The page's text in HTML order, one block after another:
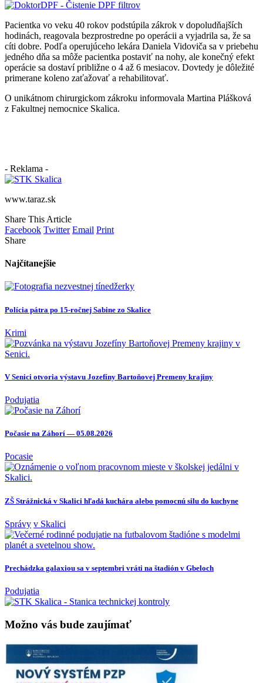
Pacientka vo veku 40 rokov podstúpila zákrok v dopoludňajších
hodinách, reagovala bezprostredne po operácii a vyjadrila sa, že sa
cíti dobre. Podľa operujúceho lekára Daniela Vidoviča sa v priebehu
jedného dňa sa môže pacientka postaviť na nohy, ale konečný efekt
operácie sa dostaví približne o 4 až 6 mesiacov. Dovtedy je dôležité
primerane koleno zaťažovať a rehabilitovať.
O unikátnom chirurgickom zákroku informovala Martina Plášková
z Fakultnej nemocnice Skalica.
- Reklama -
www.taraz.sk
Share This Article
Facebook Twitter Email Print
Share
Najčítanejšie
Polícia pátra po 15-ročnej Sabine zo Skalice
Krimi
V Senici otvoria výstavu Jozefíny Bartoňovej Premeny krajiny
Podujatia
Počasie na Záhorí — 05.08.2026
Pocasie
ZŠ Strážnická v Skalici hľadá kuchára alebo pomocnú silu do kuchyne
Správy v Skalici
Prechádzka galaxiou sa v septembri vráti na štadión v Gbeloch
Podujatia
Možno vás bude zaujímať